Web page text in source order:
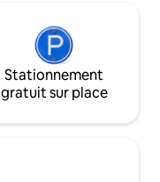
Stationnement
gratuit sur place